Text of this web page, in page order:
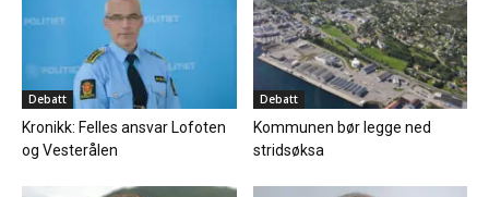
Debatt
Kronikk: Felles ansvar Lofoten
og Vesterålen
Debatt
Kommunen bør legge ned
stridsøksa